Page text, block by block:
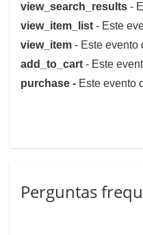
view_search_results-
view_item_list- Este
view_item- Este evento
add_to_cart- Este
purchase -Este evento
Perguntas